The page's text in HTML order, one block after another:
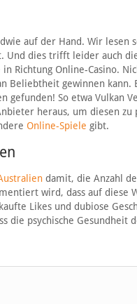
auf der Hand. Wir lesen
Und dies trifft leider auch
Richtung Online-Casino.
Beliebtheit gewinnen kann.
So etwa Vulkan
heraus, um diesen
Online-Spiele gibt.
damit, die Anzahl
wird, dass auf diese
Likes und dubiose
die psychische Gesundheit